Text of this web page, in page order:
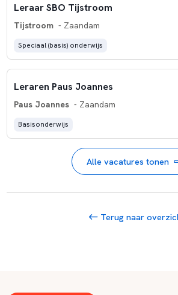
Leraar SBO Tijstroom
Tijstroom - Zaandam
Speciaal (basis) onderwijs
Leraren Paus Joannes
Paus Joannes - Zaandam
Basisonderwijs
Alle vacatures tonen
Terug naar